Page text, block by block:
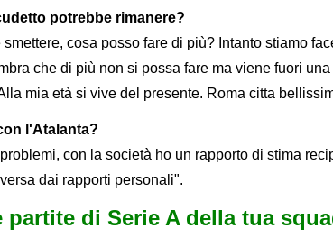
potrebbe rimanere?
cosa posso fare di più? Intanto stiamo
che di più non si possa fare ma viene fuori
mia età si vive del presente. Roma citta
l'Atalanta?
con la società ho un rapporto di stima
dai rapporti personali".
partite di Serie A della tua